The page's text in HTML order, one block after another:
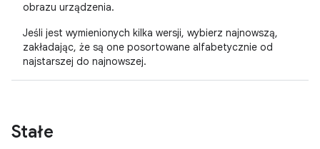
obrazu urządzenia.
Jeśli jest wymienionych kilka wersji, wybierz najnowszą,
zakładając, że są one posortowane alfabetycznie od
najstarszej do najnowszej.
Stałe